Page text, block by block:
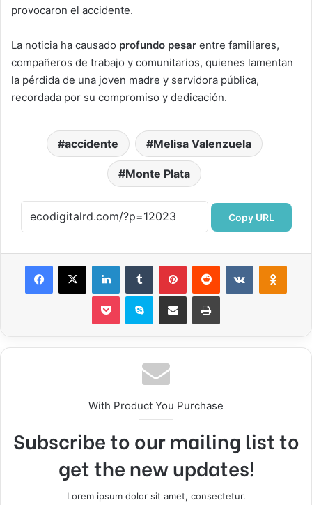
provocaron el accidente.
La noticia ha causado profundo pesar entre familiares,
compañeros de trabajo y comunitarios, quienes lamentan
la pérdida de una joven madre y servidora pública,
recordada por su compromiso y dedicación.
accidente Melisa Valenzuela
Monte Plata
Copy URL
Facebook
X LinkedInTumblr PinterestReddit VKontakte
Pocket Skype Compartir por correo electrónicoImprimir
With Product You Purchase
Subscribe to our mailing list to
get the new updates!
Lorem ipsum dolor sit amet, consectetur.